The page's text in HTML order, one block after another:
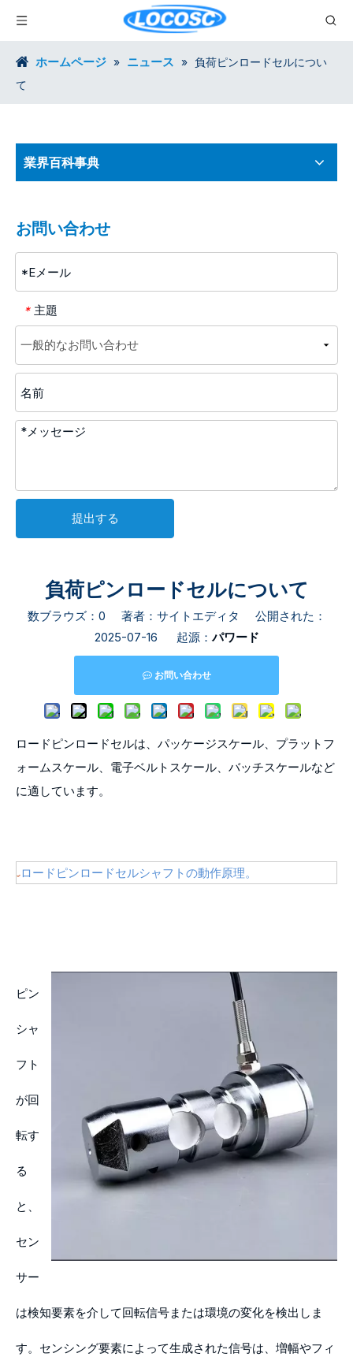
ホームページ » ニュース » 負荷ピンロードセルについ
て
業界百科事典
お問い合わせ
* 主題
提出する
負荷ピンロードセルについて
数ブラウズ： 0 著者：サイトエディタ 公開された：
2025-07-16 起源：パワード
お問い合わせ
ロードピンロードセルは、パッケージスケール、プラットフ
ォームスケール、電子ベルトスケール、バッチスケールなど
に適しています。
ロードピンロードセルシャフトの動作原理。
ピン
シャ
フト
が回
転す
る
と、
セン
サー
は検知要素を介して回転信号または環境の変化を検出しま
す。センシング要素によって生成された信号は、増幅やフィ